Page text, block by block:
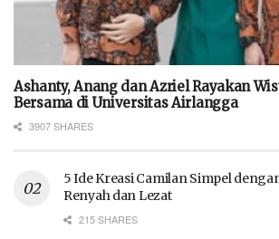
Ashanty, Anang dan Azriel Rayakan
Bersama di Universitas Airlangga
3907 SHARES
5 Ide Kreasi Camilan Simpel
Renyah dan Lezat
215 SHARES